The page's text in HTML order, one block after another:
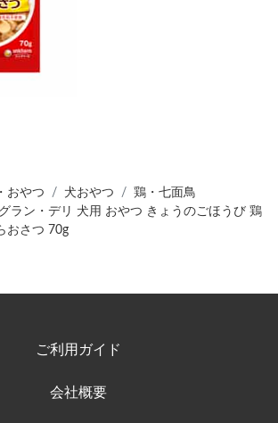
おやつ 犬おやつ
鶏・七面鳥
ラン・デリ 犬用 おやつ きょうのごほうび 鶏
おさつ 70g
ご利用ガイド
会社概要